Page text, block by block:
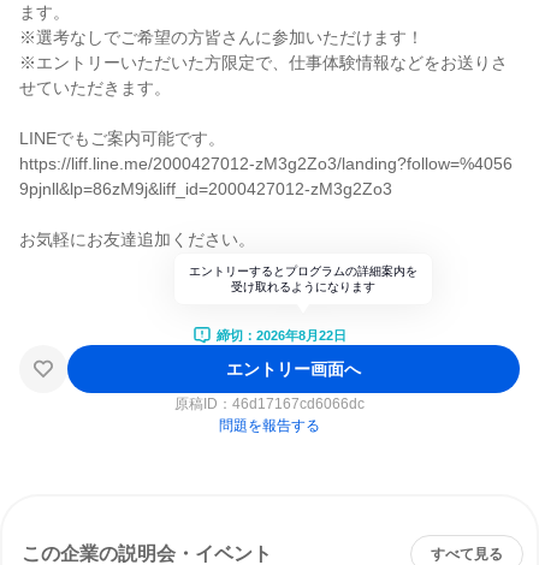
ます。
※選考なしでご希望の方皆さんに参加いただけます！
※エントリーいただいた方限定で、仕事体験情報などをお送りさ
せていただきます。
LINEでもご案内可能です。
https://liff.line.me/2000427012-zM3g2Zo3/landing?follow=%4056
9pjnll&lp=86zM9j&liff_id=2000427012-zM3g2Zo3
お気軽にお友達追加ください。
エントリーするとプログラムの詳細案内を
受け取れるようになります
締切：2026年8月22日
エントリー画面へ
原稿ID： 46d17167cd6066dc
問題を報告する
この企業の説明会・イベント すべて見る